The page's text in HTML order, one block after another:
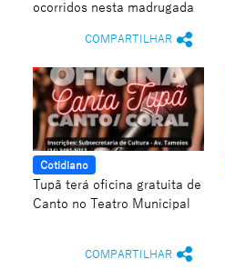
ocorridos nesta madrugada
COMPARTILHAR
Cotidiano
Tupã terá oficina gratuita de
Canto no Teatro Municipal
COMPARTILHAR